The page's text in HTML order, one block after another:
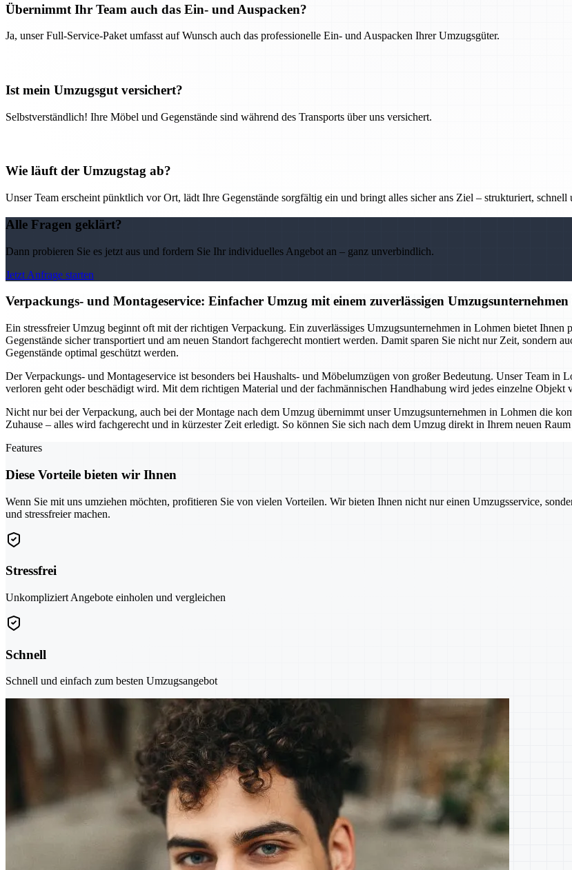
Übernimmt Ihr Team auch das Ein- und Auspacken?
Ja, unser Full-Service-Paket umfasst auf Wunsch auch das professionelle Ein- und Auspacken Ihrer Umzugsgüter.
Ist mein Umzugsgut versichert?
Selbstverständlich! Ihre Möbel und Gegenstände sind während des Transports über uns versichert.
Wie läuft der Umzugstag ab?
Unser Team erscheint pünktlich vor Ort, lädt Ihre Gegenstände sorgfältig ein und bringt alles sicher ans Ziel – strukturiert, schnell
Alle Fragen geklärt?
Dann probieren Sie es jetzt aus und fordern Sie Ihr individuelles Angebot an – ganz unverbindlich.
Jetzt Anfrage starten
Verpackungs- und Montageservice: Einfacher Umzug mit einem zuverlässigen
Ein stressfreier Umzug beginnt oft mit der richtigen Verpackung. Ein zuverlässiges Umzugsunternehmen in Lohmen bietet Ihnen
Gegenstände sicher transportiert und am neuen Standort fachgerecht montiert werden. Damit sparen Sie nicht nur Zeit, sondern
Gegenstände optimal geschützt werden.
Der Verpackungs- und Montageservice ist besonders bei Haushalts- und Möbelumzügen von großer Bedeutung. Unser Team in
verloren geht oder beschädigt wird. Mit dem richtigen Material und der fachmännischen Handhabung wird jedes einzelne Objekt
Nicht nur bei der Verpackung, auch bei der Montage nach dem Umzug übernimmt unser Umzugsunternehmen in Lohmen die
Zuhause – alles wird fachgerecht und in kürzester Zeit erledigt. So können Sie sich nach dem Umzug direkt in Ihrem neuen
Features
Diese Vorteile bieten wir Ihnen
Wenn Sie mit uns umziehen möchten, profitieren Sie von vielen Vorteilen. Wir bieten Ihnen nicht nur einen Umzugsservice,
und stressfreier machen.
Stressfrei
Unkompliziert Angebote einholen und vergleichen
Schnell
Schnell und einfach zum besten Umzugsangebot